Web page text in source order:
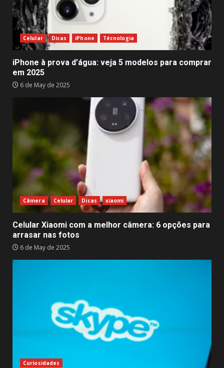
Celular Dicas iPhone Técnologia
iPhone à prova d’água: veja 5 modelos para comprar
em 2025
6 de May de 2025
Câmera Celular Dicas xiaomi
Celular Xiaomi com a melhor câmera: 6 opções para
arrasar nas fotos
6 de May de 2025
Curiosidades